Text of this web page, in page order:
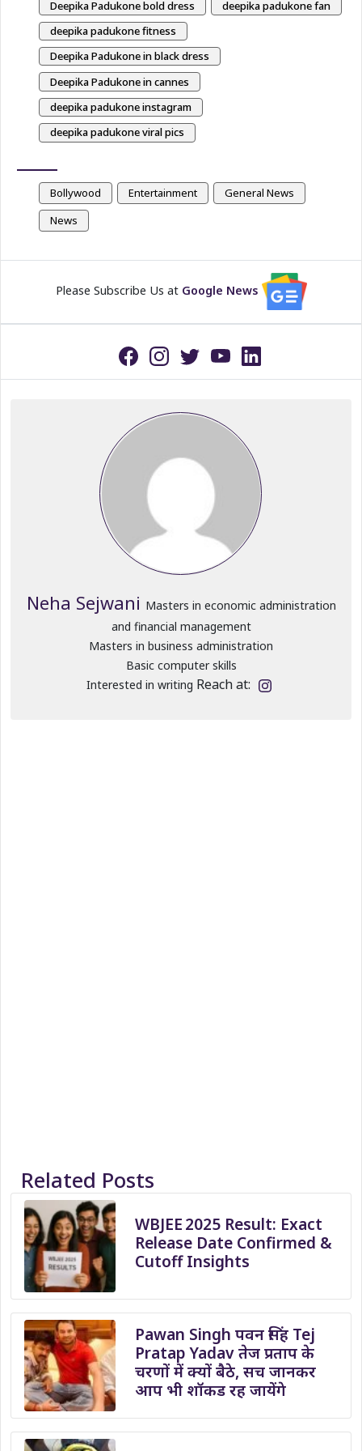
Deepika Padukone bold dress
deepika padukone fan
deepika padukone fitness
Deepika Padukone in black dress
Deepika Padukone in cannes
deepika padukone instagram
deepika padukone viral pics
Bollywood Entertainment
General News
News
Please Subscribe Us at Google News
Neha Sejwani Masters in economic administration
and financial management
Masters in business administration
Basic computer skills
Interested in writing Reach at:
Related Posts
WBJEE 2025 Result: Exact
Release Date Confirmed &
Cutoff Insights
Pawan Singh पवन सिंह Tej
Pratap Yadav तेज प्रताप के
चरणों में क्यों बैठे, सच जानकर
आप भी शॉकड रह जायेंगे